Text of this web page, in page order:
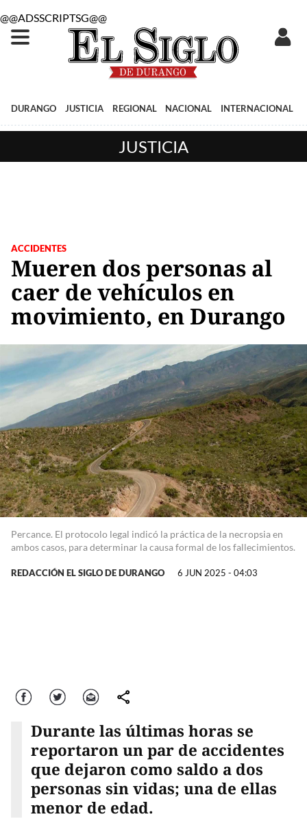
@@ADSSCRIPTSG@@
DURANGO JUSTICIA REGIONAL NACIONAL INTERNACIONAL
JUSTICIA
ACCIDENTES
Mueren dos personas al
caer de vehículos en
movimiento, en Durango
Percance. El protocolo legal indicó la práctica de la necropsia en
ambos casos, para determinar la causa formal de los fallecimientos.
REDACCIÓN EL SIGLO DE DURANGO 6 JUN 2025 - 04:03
Facebook Twitter Correo comparte
Durante las últimas horas se
reportaron un par de accidentes
que dejaron como saldo a dos
personas sin vidas; una de ellas
menor de edad.